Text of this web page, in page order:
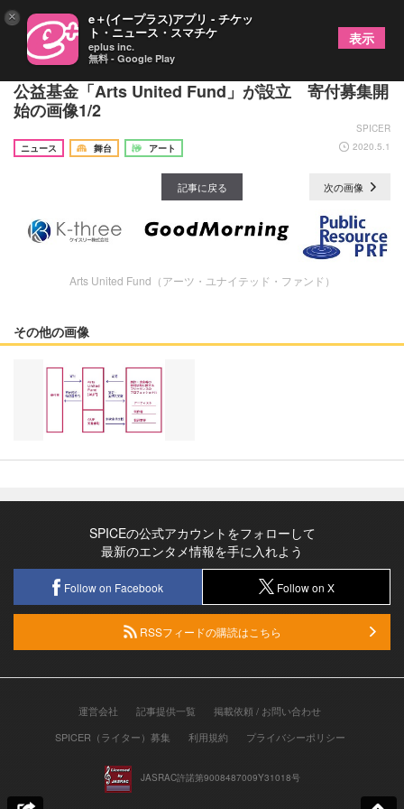
フリーランスの芸術⽂化関係者の支援を目的とした
公益基⾦「Arts United Fund」が設⽴ 寄付募集開
始の画像1/2
SPICER
ニュース
舞台 アート 2020.5.1
記事に戻る 次の画像
Arts United Fund（アーツ・ユナイテッド・ファンド）
その他の画像
SPICEの公式アカウントをフォローして
最新のエンタメ情報を手に入れよう
Follow on Facebook Follow on X
RSSフィードの購読はこちら
運営会社 記事提供一覧
掲載依頼 / お問い合わせ
SPICER（ライター）募集
利用規約 プライバシーポリシー
JASRAC許諾第9008487009Y31018号
× e＋(イープラス)アプリ - チケッ
ト・ニュース・スマチケ
eplus inc.
無料 - Google Play
表示